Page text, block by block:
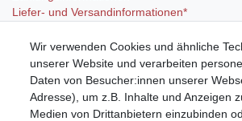
Liefer- und Versandinformationen*
Mein Konto
Registrieren
Anmelden (Login)
Warenkorb
Wir verwenden Cookies und ähnliche
unserer Website und verarbeiten
Daten von Besucher:innen unserer
Adresse), um z.B. Inhalte und Anzeigen
Medien von Drittanbietern einzubinden